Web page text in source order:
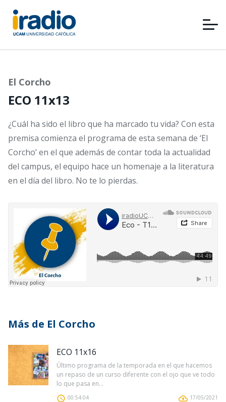
Pasar
contenido
principal
El Corcho
ECO 11x13
¿Cuál ha sido el libro que ha marcado tu vida? Con esta
premisa comienza el programa de esta semana de ‘El
Corcho’ en el que además de contar toda la actualidad
del campus, el equipo hace un homenaje a la literatura
en el día del libro. No te lo pierdas.
Más de El Corcho
ECO 11x16
Último programa de la temporada en el que hacemos
un repaso de un curso diferente con el ojo que ve todo
lo que pasa en...
00:54:04 17/05/2021